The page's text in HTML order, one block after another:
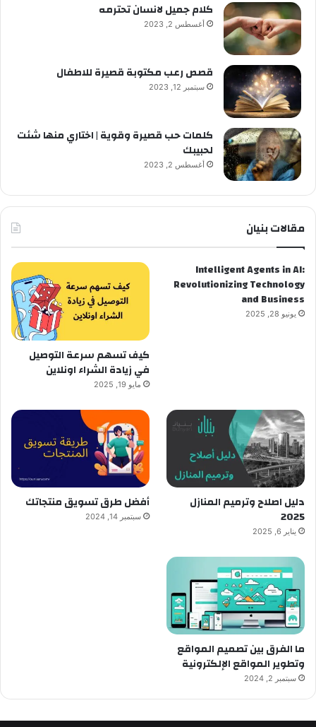
كلام جميل لانسان تحترمه
أغسطس 2, 2023
قصص رعب مكتوبة قصيرة للاطفال
سبتمبر 12, 2023
كلمات حب قصيرة وقوية | اختاري منها شئت
لحبيبك
أغسطس 2, 2023
مقالات بنيان
Intelligent Agents in AI:
Revolutionizing Technology
and Business
يونيو 28, 2025
كيف تسهم سرعة التوصيل
في زيادة الشراء اونلاين
مايو 19, 2025
دليل اصلاح وترميم المنازل
2025
يناير 6, 2025
أفضل طرق تسويق منتجاتك
سبتمبر 14, 2024
ما الفرق بين تصميم المواقع
وتطوير المواقع الإلكترونية
سبتمبر 2, 2024